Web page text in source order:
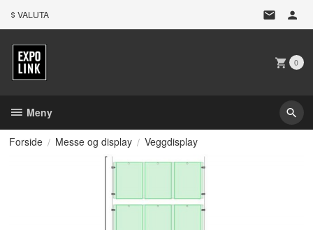
VALUTA
0
Meny
Forside Messe og display Veggdisplay